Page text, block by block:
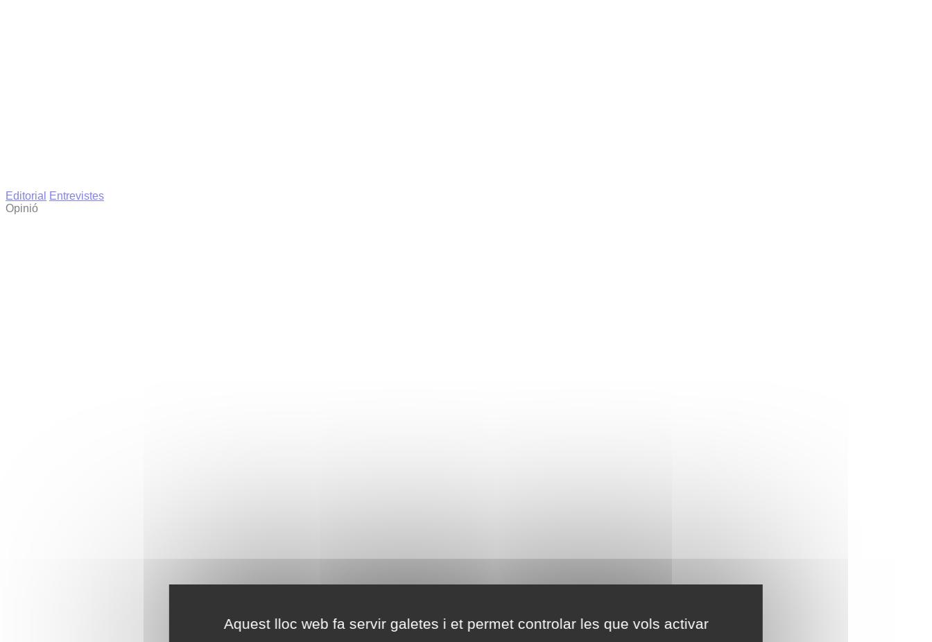
Aquest lloc web fa servir galetes i et permet controlar les que vols activar
Editorial
Entrevistes
Opinió